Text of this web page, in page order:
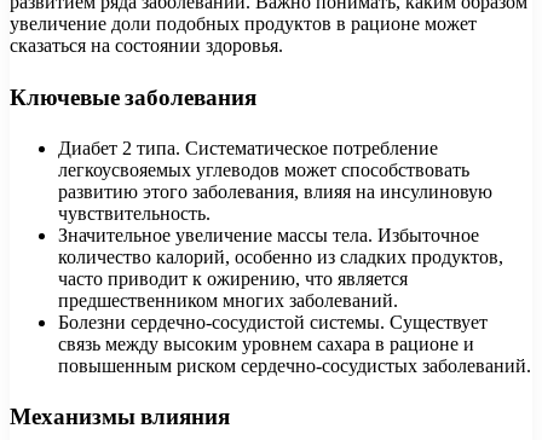
увеличение доли подобных продуктов в рационе может
сказаться на состоянии здоровья.
Ключевые заболевания
Диабет 2 типа. Систематическое потребление
легкоусвояемых углеводов может способствовать
развитию этого заболевания, влияя на инсулиновую
чувствительность.
Значительное увеличение массы тела. Избыточное
количество калорий, особенно из сладких продуктов,
часто приводит к ожирению, что является
предшественником многих заболеваний.
Болезни сердечно-сосудистой системы. Существует
связь между высоким уровнем сахара в рационе и
повышенным риском сердечно-сосудистых заболеваний.
Механизмы влияния